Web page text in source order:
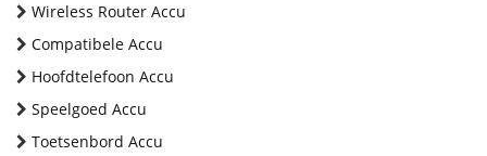
Wireless Router Accu
Compatibele Accu
Hoofdtelefoon Accu
Speelgoed Accu
Toetsenbord Accu